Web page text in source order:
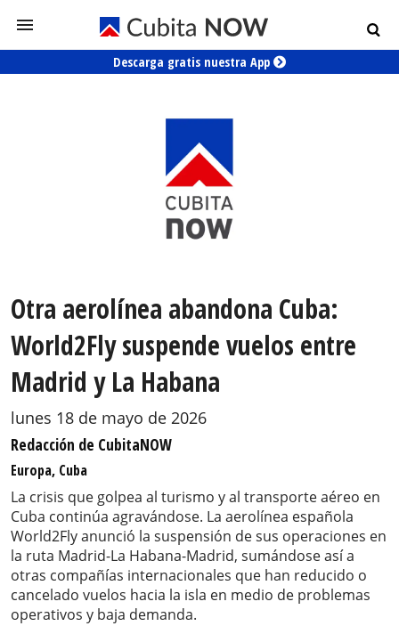
Descarga gratis nuestra App
Otra aerolínea abandona Cuba:
World2Fly suspende vuelos entre
Madrid y La Habana
lunes 18 de mayo de 2026
Redacción de CubitaNOW
Europa, Cuba
La crisis que golpea al turismo y al transporte aéreo en
Cuba continúa agravándose. La aerolínea española
World2Fly anunció la suspensión de sus operaciones en
la ruta Madrid-La Habana-Madrid, sumándose así a
otras compañías internacionales que han reducido o
cancelado vuelos hacia la isla en medio de problemas
operativos y baja demanda.